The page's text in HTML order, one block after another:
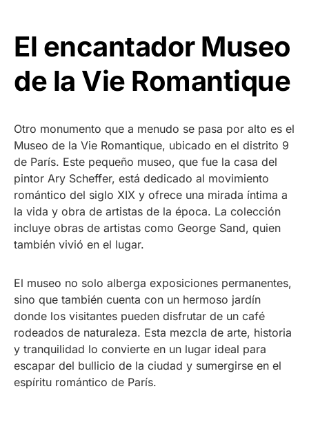
El encantador Museo
de la Vie Romantique
Otro monumento que a menudo se pasa por alto es el
Museo de la Vie Romantique, ubicado en el distrito 9
de París. Este pequeño museo, que fue la casa del
pintor Ary Scheffer, está dedicado al movimiento
romántico del siglo XIX y ofrece una mirada íntima a
la vida y obra de artistas de la época. La colección
incluye obras de artistas como George Sand, quien
también vivió en el lugar.
El museo no solo alberga exposiciones permanentes,
sino que también cuenta con un hermoso jardín
donde los visitantes pueden disfrutar de un café
rodeados de naturaleza. Esta mezcla de arte, historia
y tranquilidad lo convierte en un lugar ideal para
escapar del bullicio de la ciudad y sumergirse en el
espíritu romántico de París.